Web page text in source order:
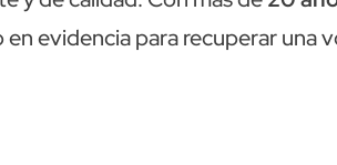
evidencia para recuperar una